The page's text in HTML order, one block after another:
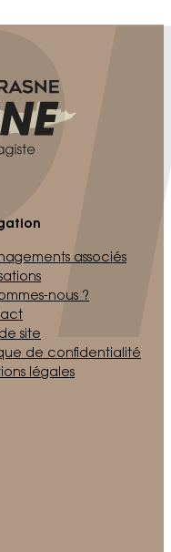
associés
nous ?
site
de confidentialité
légales